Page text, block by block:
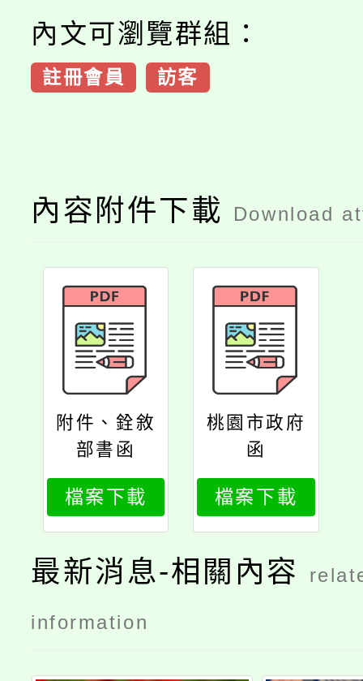
內文可瀏覽群組：
註冊會員 訪客
內容附件下載 Download
附件、銓敘
部書函
檔案下載
桃園市政府
函
檔案下載
最新消息-相關內容
information